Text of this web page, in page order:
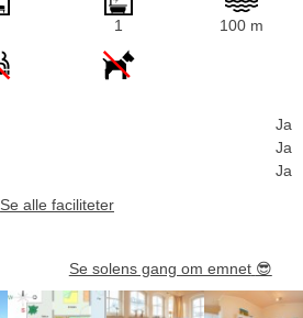
1 100 m
Ja
Ja
Ja
Se alle faciliteter
Se solens gang om emnet 😎